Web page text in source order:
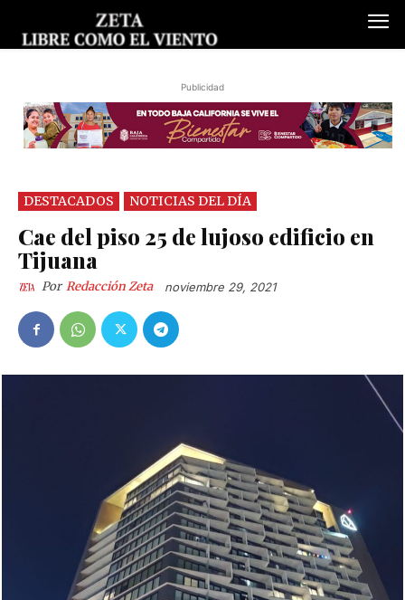
Publicidad
DESTACADOS NOTICIAS DEL DÍA
Cae del piso 25 de lujoso edificio en
Tijuana
Por Redacción Zeta noviembre 29, 2021